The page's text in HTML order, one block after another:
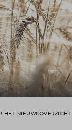
HET NIEUWSOVERZICHT